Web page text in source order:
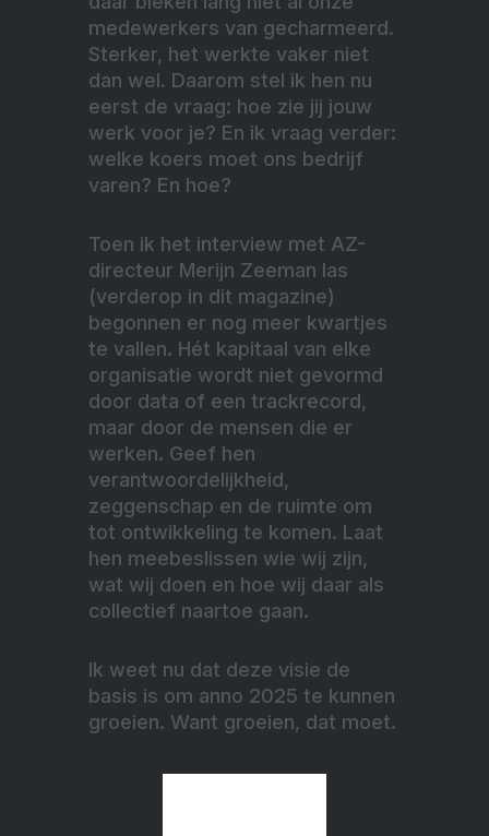
medewerkers van gecharmeerd.
Sterker, het werkte vaker niet
dan wel. Daarom stel ik hen nu
eerst de vraag: hoe zie jij jouw
werk voor je? En ik vraag verder:
welke koers moet ons bedrijf
varen? En hoe?
Toen ik het interview met AZ-
directeur Merijn Zeeman las
(verderop in dit magazine)
begonnen er nog meer kwartjes
te vallen. Hét kapitaal van elke
organisatie wordt niet gevormd
door data of een trackrecord,
maar door de mensen die er
werken. Geef hen
verantwoordelijkheid,
zeggenschap en de ruimte om
tot ontwikkeling te komen. Laat
hen meebeslissen wie wij zijn,
wat wij doen en hoe wij daar als
collectief naartoe gaan.
Ik weet nu dat deze visie de
basis is om anno 2025 te kunnen
groeien. Want groeien, dat moet.